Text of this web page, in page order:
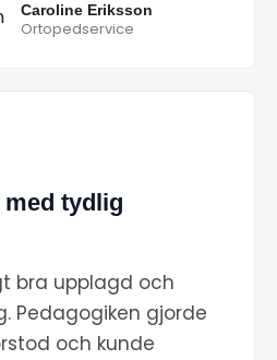
Caroline Eriksson
Ortopedservice
tydlig
bra upplagd och
Pedagogiken gjorde
och kunde